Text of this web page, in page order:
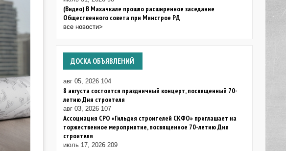
(Видео) В Махачкале прошло расширенное заседание
Общественного совета при Минстрое РД
все новости>
ДОСКА ОБЪЯВЛЕНИЙ
авг 05, 2026 104
8 августа состоится праздничный концерт, посвященный 70-
летию Дня строителя
авг 03, 2026 107
Ассоциация СРО «Гильдия строителей СКФО» приглашает на
торжественное мероприятие, посвященное 70-летию Дня
строителя
июль 17, 2026 209